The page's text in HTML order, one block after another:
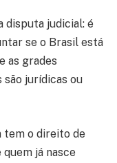
disputa judicial: é
se o Brasil está
as grades
jurídicas ou
tem o direito de
já nasce